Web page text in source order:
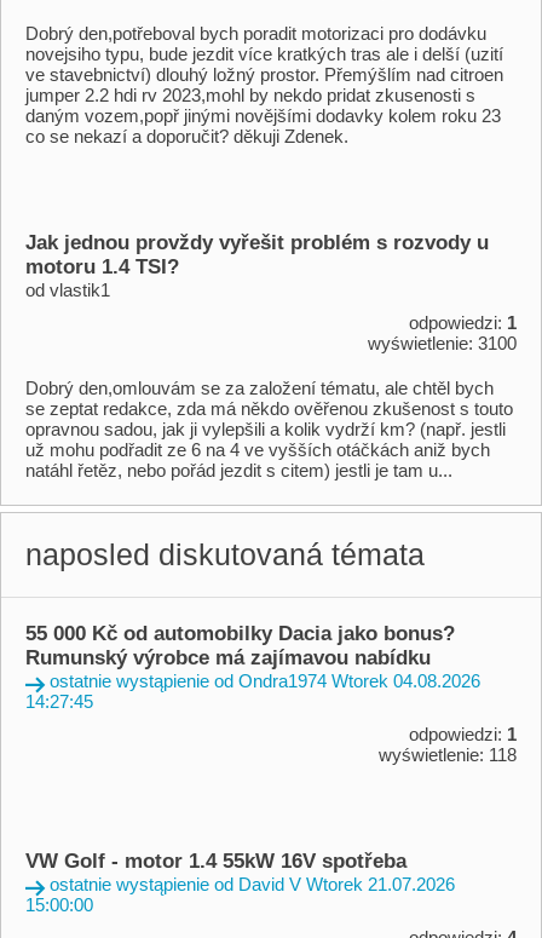
Dobrý den,​ potřeboval bych poradit motorizaci pro dodávku
novejsiho typu,​ bude jezdit více kratkých tras ale i delší (uzití
ve stavebnictví) dlouhý ložný prostor. Přemýšlím nad citroen
jumper 2.2 hdi rv 2023,​mohl by nekdo pridat zkusenosti s
daným vozem,​popř jinými novějšími dodavky kolem roku 23
co se nekazí a doporučit? děkuji Zdenek.
Jak jednou provždy vyřešit problém s rozvody u
motoru 1.4 TSI?
od vlastik1
odpowiedzi: 1
wyświetlenie: 3100
Dobrý den,​ omlouvám se za založení tématu,​ ale chtěl bych
se zeptat redakce,​ zda má někdo ověřenou zkušenost s touto
opravnou sadou,​ jak ji vylepšili a kolik vydrží km? (např. jestli
už mohu podřadit ze 6 na 4 ve vyšších otáčkách aniž bych
natáhl řetěz,​ nebo pořád jezdit s citem) jestli je tam u...
naposled diskutovaná témata
55 000 Kč od automobilky Dacia jako bonus?
Rumunský výrobce má zajímavou nabídku
ostatnie wystąpienie od Ondra1974 Wtorek 04.08.2026
14:27:45
odpowiedzi: 1
wyświetlenie: 118
VW Golf - motor 1.4 55kW 16V spotřeba
ostatnie wystąpienie od David V Wtorek 21.07.2026
15:00:00